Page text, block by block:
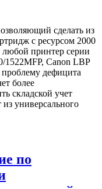
сделать из
с ресурсом 2000
принтер серии
1522MFP, Canon LBP
дефицита
более
складской учет
универсального
по